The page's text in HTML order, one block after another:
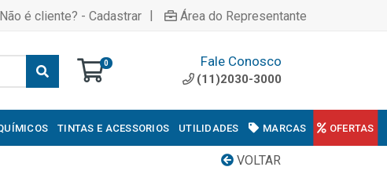
Não é cliente? - Cadastrar | Área do Representante
0 Fale Conosco
(11)2030-3000
TINTAS E ACESSORIOS UTILIDADES MARCAS OFERTAS
VOLTAR